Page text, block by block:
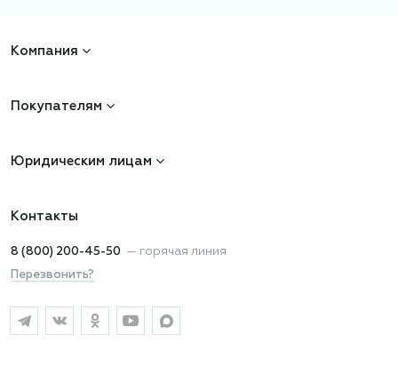
Компания
Покупателям
Юридическим лицам
Контакты
8 (800) 200-45-50 — горячая линия
Перезвонить?